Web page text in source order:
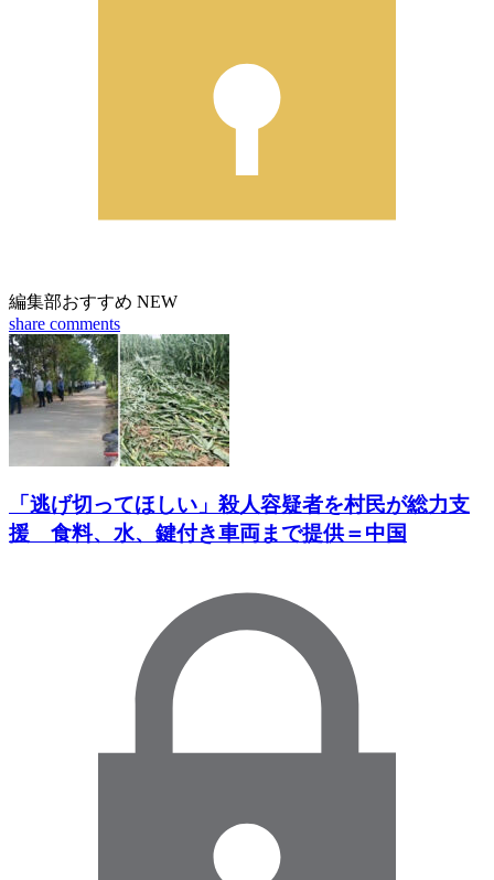
編集部おすすめ NEW
share comments
「逃げ切ってほしい」殺人容疑者を村民が総力支
援 食料、水、鍵付き車両まで提供＝中国